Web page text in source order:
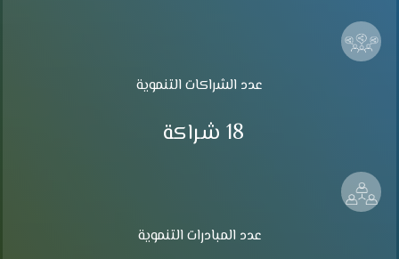
عدد الشراكات التنموية
18 شراكة
عدد المبادرات التنموية